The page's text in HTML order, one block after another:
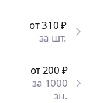
от 310₽
за шт.
от 200 ₽
за 1000
зн.